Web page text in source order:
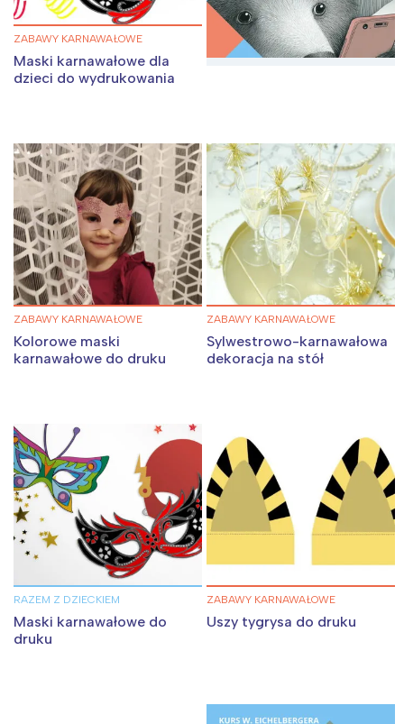
ZABAWY KARNAWAŁOWE
Maski karnawałowe dla
dzieci do wydrukowania
ZABAWY KARNAWAŁOWE
Kolorowe maski
karnawałowe do druku
ZABAWY KARNAWAŁOWE
Sylwestrowo-karnawałowa
dekoracja na stół
RAZEM Z DZIECKIEM
Maski karnawałowe do
druku
ZABAWY KARNAWAŁOWE
Uszy tygrysa do druku
Interesują mnie wydarzenia z